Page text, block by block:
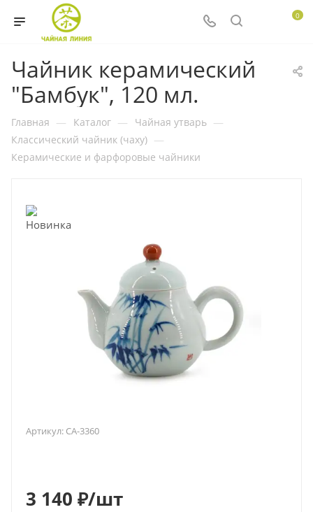
0
Чайник керамический
"Бамбук", 120 мл.
Главная — Каталог — Чайная утварь —
Классический чайник (чаху) —
Керамические и фарфоровые чайники
Артикул: CA-3360
3 140 ₽/шт